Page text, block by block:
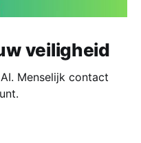
veiligheid
Menselijk contact